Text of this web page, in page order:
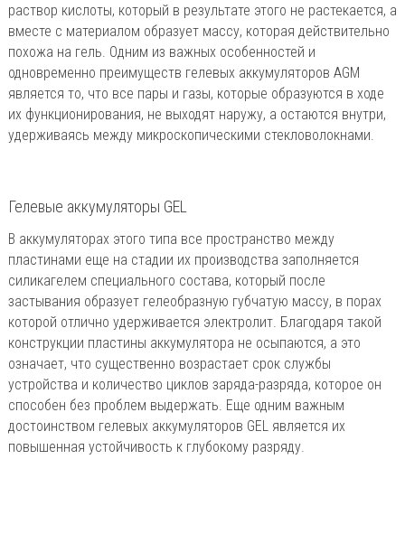
раствор кислоты, который в результате этого не растекается, а
вместе с материалом образует массу, которая действительно
похожа на гель. Одним из важных особенностей и
одновременно преимуществ гелевых аккумуляторов AGM
является то, что все пары и газы, которые образуются в ходе
их функционирования, не выходят наружу, а остаются внутри,
удерживаясь между микроскопическими стекловолокнами.
Гелевые аккумуляторы GEL
В аккумуляторах этого типа все пространство между
пластинами еще на стадии их производства заполняется
силикагелем специального состава, который после
застывания образует гелеобразную губчатую массу, в порах
которой отлично удерживается электролит. Благодаря такой
конструкции пластины аккумулятора не осыпаются, а это
означает, что существенно возрастает срок службы
устройства и количество циклов заряда-разряда, которое он
способен без проблем выдержать. Еще одним важным
достоинством гелевых аккумуляторов GEL является их
повышенная устойчивость к глубокому разряду.